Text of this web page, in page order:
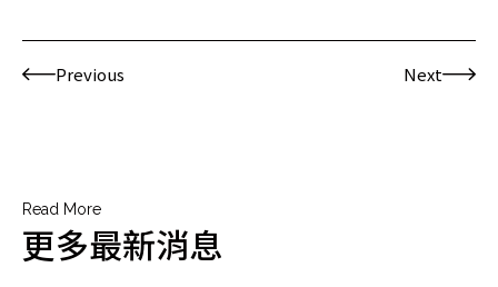
Previous Next
Read More
更多最新消息